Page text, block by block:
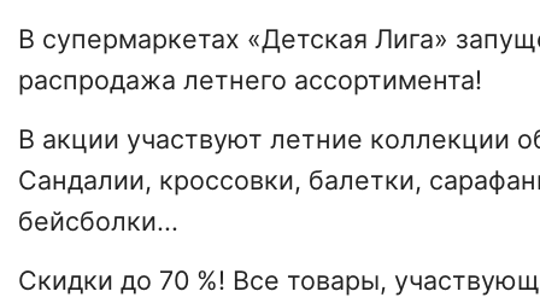
В супермаркетах «Детская Лига»
распродажа летнего ассортимента!
В акции участвуют летние коллекции
Сандалии, кроссовки, балетки,
бейсболки...
Скидки до 70 %! Все товары,